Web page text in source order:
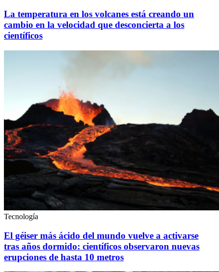
La temperatura en los volcanes está creando un
cambio en la velocidad que desconcierta a los
científicos
Tecnología
El géiser más ácido del mundo vuelve a activarse
tras años dormido: científicos observaron nuevas
erupciones de hasta 10 metros